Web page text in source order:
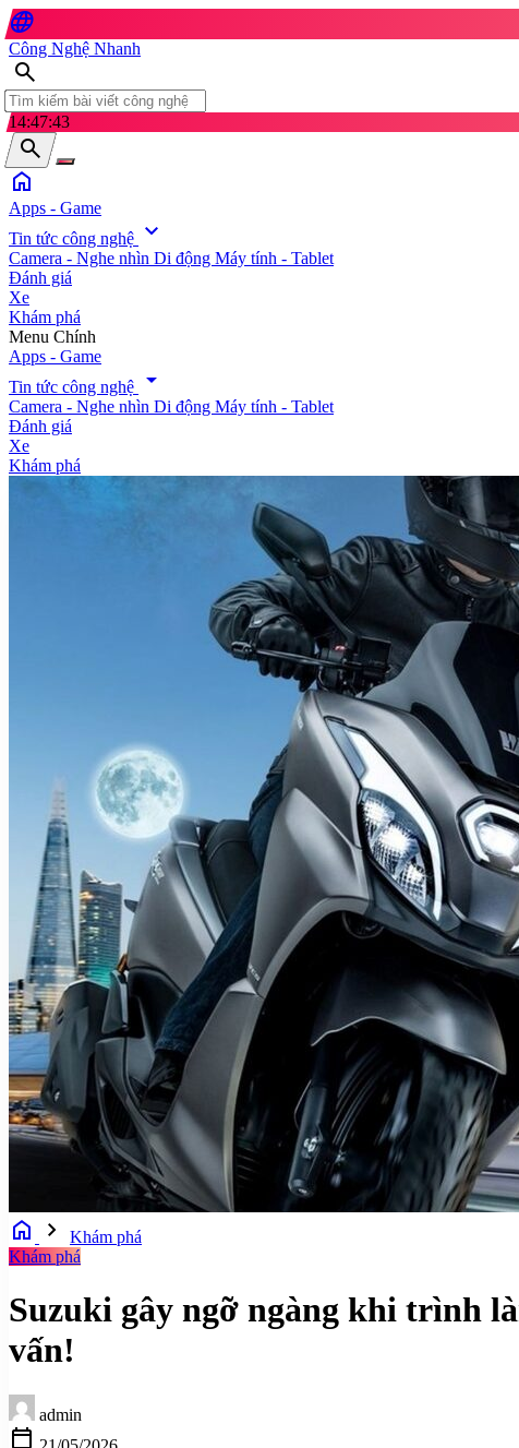
language
Công Nghệ Nhanh
search
14:47:46
search
home
Apps - Game
Tin tức công nghệ expand_more
Camera - Nghe nhìn Di động Máy tính - Tablet
Đánh giá
Xe
Khám phá
search
Menu Chính
Apps - Game
Tin tức công nghệ
arrow_drop_down
Camera - Nghe nhìn Di động Máy tính - Tablet
Đánh giá
Xe
Khám phá
home chevron_right
Khám phá
Khám phá
Suzuki gây ngỡ ngàng khi trình
vấn!
admin
calendar_today